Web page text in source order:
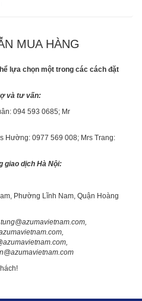
MUA HÀNG
chọn một trong các cách đặt
và tư vấn:
094 593 0685; Mr
0977 569 008; Mrs Trang:
giao dịch Hà Nội:
Phường Lĩnh Nam, Quận Hoàng
tung@azumavietnam.com,